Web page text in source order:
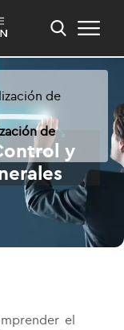
de
de
y
el